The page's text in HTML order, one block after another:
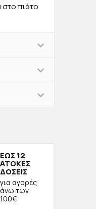
στο πιάτο
ΕΩΣ 12
ΑΤΟΚΕΣ
ΔΟΣΕΙΣ
για αγορές
άνω των
100€